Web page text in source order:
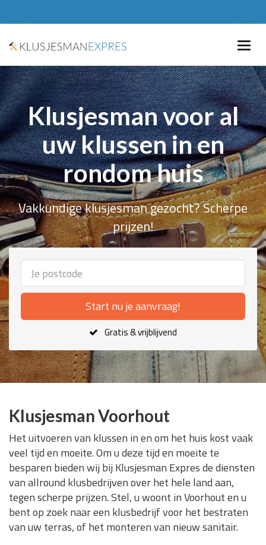
Klusjesman voor al
uw klussen in en
rondom huis
Vakkundige klusjesman gezocht? Scherpe
prijzen!
Start nu je aanvraag!
Gratis & vrijblijvend
Klusjesman Voorhout
Het uitvoeren van klussen in en om het huis kost vaak
veel tijd en moeite. Om u deze tijd en moeite te
besparen bieden wij bij Klusjesman Expres de diensten
van allround klusbedrijven over het hele land aan,
tegen scherpe prijzen. Stel, u woont in Voorhout en u
bent op zoek naar een klusbedrijf voor het bestraten
van uw terras, of het monteren van nieuw sanitair.